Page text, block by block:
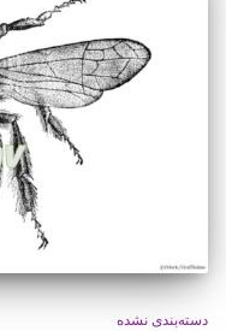
دسته‌بندی نشده